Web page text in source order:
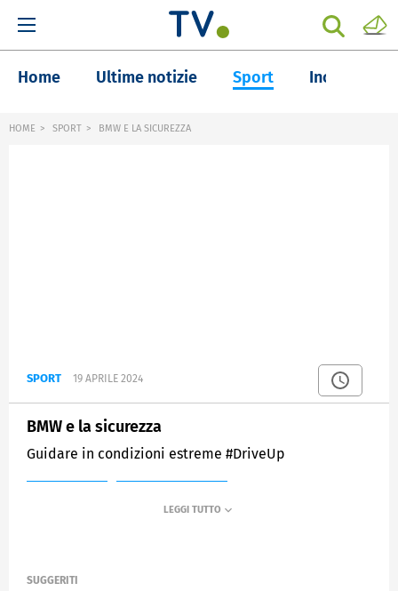
Home Ultime notizie Sport Inchieste
HOME SPORT BMW E LA SICUREZZA
SPORT 19 APRILE 2024
BMW e la sicurezza
Guidare in condizioni estreme #DriveUp
SUGGERITI